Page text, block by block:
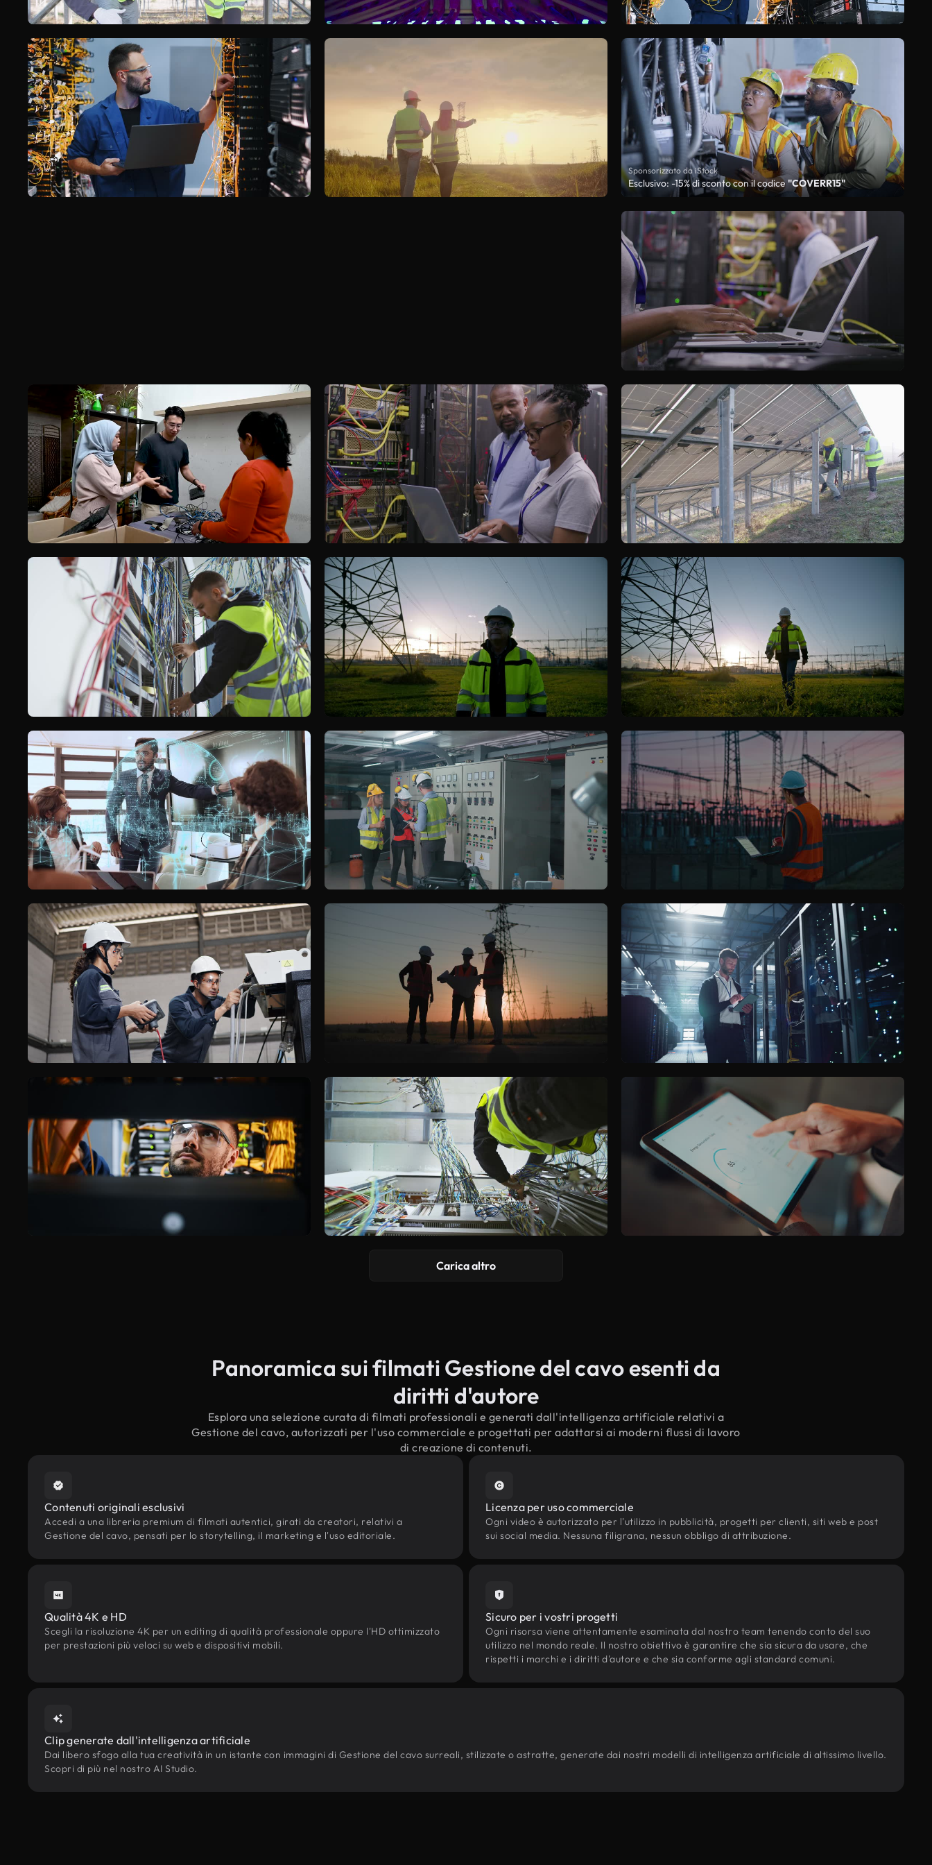
Sponsorizzato da iStock
Esclusivo: -15% di sconto con il codice"COVERR15"
Carica altro
Panoramica sui filmati Gestione del cavo esenti da
diritti d'autore
Esplora una selezione curata di filmati professionali e generati dall'intelligenza artificiale relativi a
Gestione del cavo, autorizzati per l'uso commerciale e progettati per adattarsi ai moderni flussi di lavoro
di creazione di contenuti.
Contenuti originali esclusivi
Accedi a una libreria premium di filmati autentici, girati da creatori, relativi a
Gestione del cavo, pensati per lo storytelling, il marketing e l'uso editoriale.
Licenza per uso commerciale
Ogni video è autorizzato per l'utilizzo in pubblicità, progetti per clienti, siti web e post
sui social media. Nessuna filigrana, nessun obbligo di attribuzione.
Qualità 4K e HD
Scegli la risoluzione 4K per un editing di qualità professionale oppure l'HD ottimizzato
per prestazioni più veloci su web e dispositivi mobili.
Sicuro per i vostri progetti
Ogni risorsa viene attentamente esaminata dal nostro team tenendo conto del suo
utilizzo nel mondo reale. Il nostro obiettivo è garantire che sia sicura da usare, che
rispetti i marchi e i diritti d'autore e che sia conforme agli standard comuni.
Clip generate dall'intelligenza artificiale
Dai libero sfogo alla tua creatività in un istante con immagini di Gestione del cavo surreali, stilizzate o astratte, generate dai nostri modelli di intelligenza artificiale di altissimo livello.
Scopri di più nel nostro AI Studio.